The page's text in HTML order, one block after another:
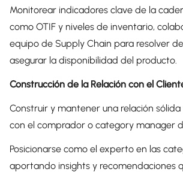
Monitorear indicadores clave de la
como OTIF y niveles de inventario,
equipo de Supply Chain para resolver
asegurar la disponibilidad del producto.
Construcción de la Relación con el
Construir y mantener una relación
con el comprador o category manager
Posicionarse como el experto en las
aportando insights y recomendaciones